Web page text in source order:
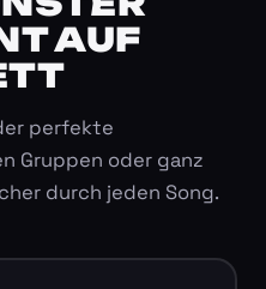
AUF
perfekte
Gruppen oder ganz
durch jeden Song.